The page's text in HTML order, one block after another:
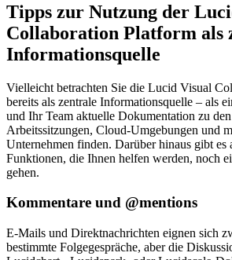
Tipps zur Nutzung der
Collaboration Platform als
Informationsquelle
Vielleicht betrachten Sie die Lucid Visual
bereits als zentrale Informationsquelle – als
und Ihr Team aktuelle Dokumentation zu den
Arbeitssitzungen, Cloud-Umgebungen und
Unternehmen finden. Darüber hinaus gibt es
Funktionen, die Ihnen helfen werden, noch
gehen.
Kommentare und @mentions
E-Mails und Direktnachrichten eignen sich
bestimmte Folgegespräche, aber die